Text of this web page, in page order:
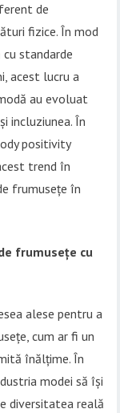
de
fizice. În mod
standarde
acest lucru a
au evoluat
incluziunea. În
positivity
trend în
frumusețe în
frumusețe cu
alese pentru a
cum ar fi un
înălțime. În
modei să își
diversitatea reală